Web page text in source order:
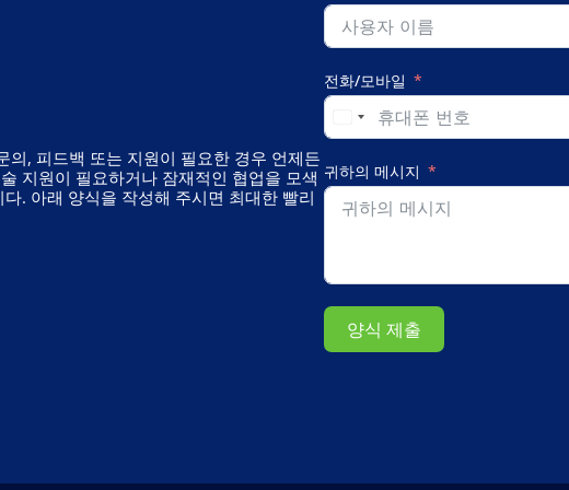
의, 피드백 또는 지원이 필요한 경우 언제든
지원이 필요하거나 잠재적인 협업을 모색
. 아래 양식을 작성해 주시면 최대한 빨리
전화/모바일
귀하의 메시지
양식 제출